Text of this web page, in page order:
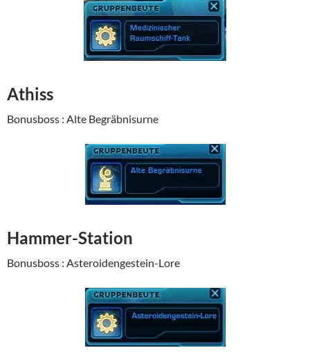
Athiss
Bonusboss : Alte Begräbnisurne
Hammer-Station
Bonusboss : Asteroidengestein-Lore